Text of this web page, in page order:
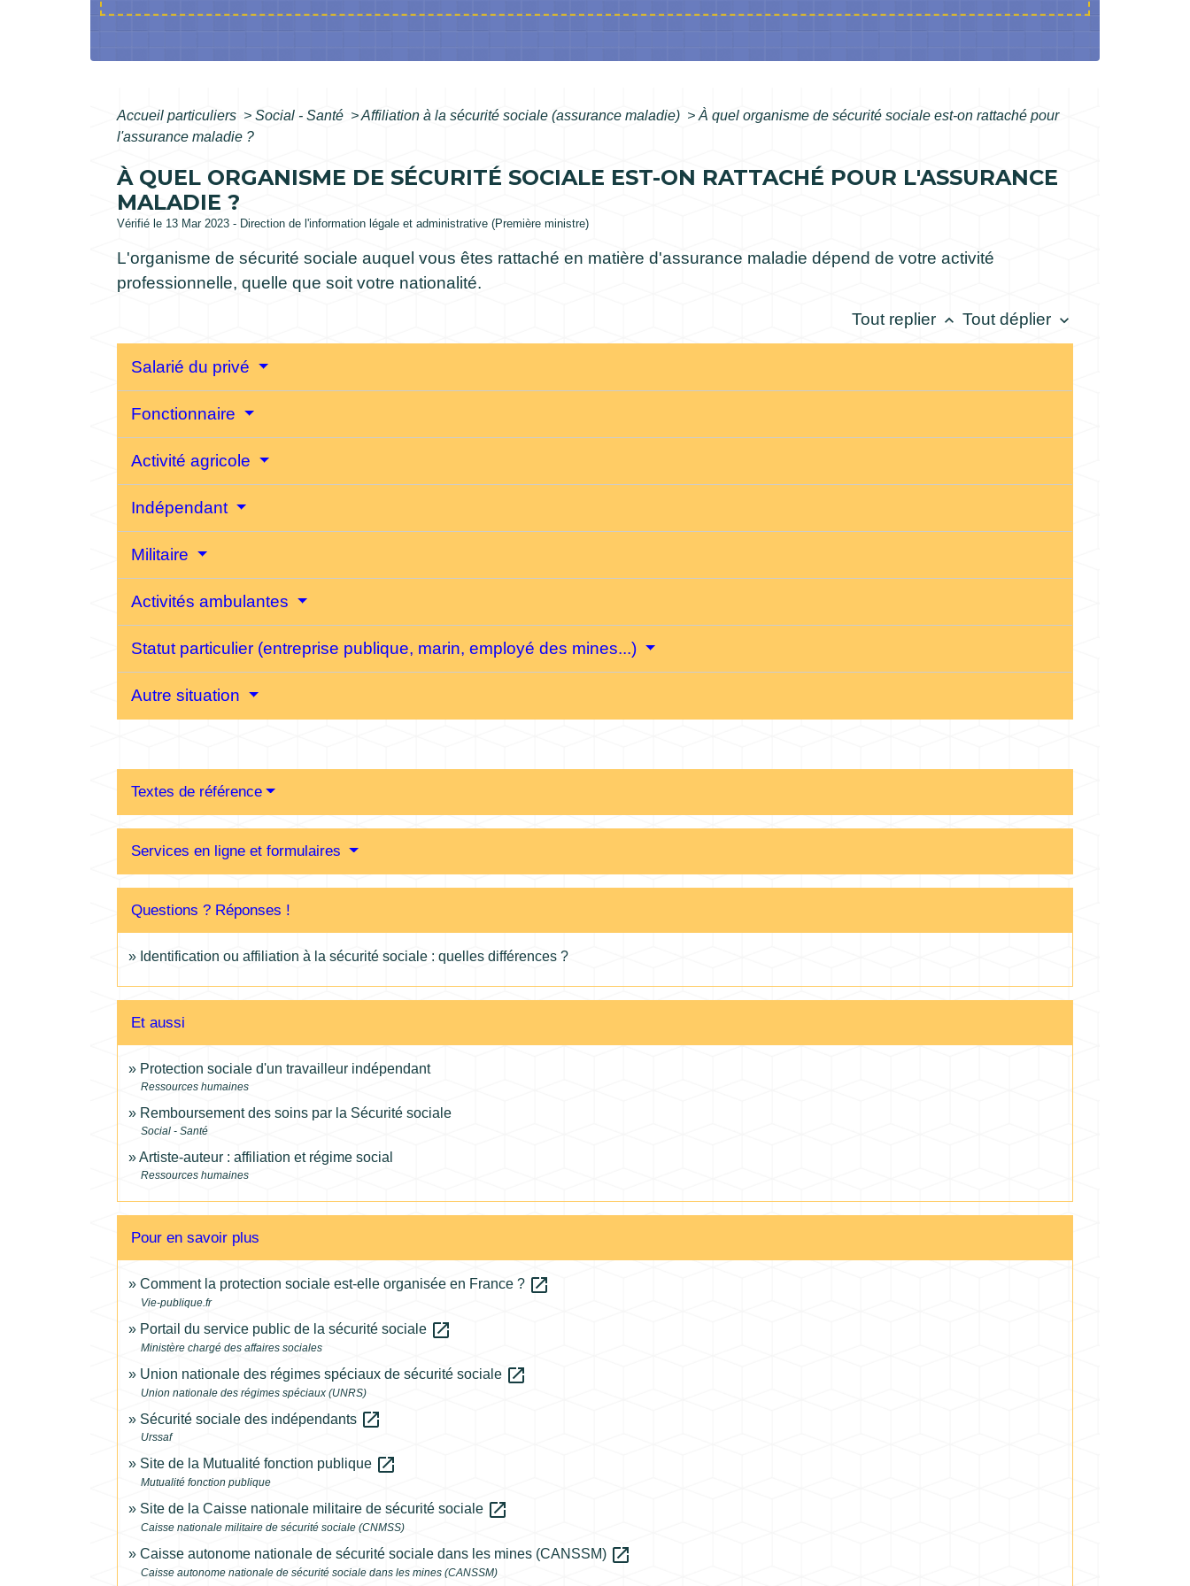
Accueil particuliers > Social - Santé >Affiliation à la sécurité sociale (assurance maladie) > À quel organisme de sécurité sociale est-on rattaché pour
l'assurance maladie ?
À QUEL ORGANISME DE SÉCURITÉ SOCIALE EST-ON RATTACHÉ POUR L'ASSURANCE
MALADIE ?
Vérifié le 13 Mar 2023 - Direction de l'information légale et administrative (Première ministre)
L'organisme de sécurité sociale auquel vous êtes rattaché en matière d'assurance maladie dépend de votre activité
professionnelle, quelle que soit votre nationalité.
Tout replier keyboard_arrow_up Tout déplier keyboard_arrow_down
Salarié du privé
Fonctionnaire
Activité agricole
Indépendant
Militaire
Activités ambulantes
Statut particulier (entreprise publique, marin, employé des mines...)
Autre situation
Textes de référence
Services en ligne et formulaires
Questions ? Réponses !
Identification ou affiliation à la sécurité sociale : quelles différences ?
Et aussi
Protection sociale d'un travailleur indépendant
Ressources humaines
Remboursement des soins par la Sécurité sociale
Social - Santé
Artiste-auteur : affiliation et régime social
Ressources humaines
Pour en savoir plus
Comment la protection sociale est-elle organisée en France ? open_in_new
Vie-publique.fr
Portail du service public de la sécurité sociale open_in_new
Ministère chargé des affaires sociales
Union nationale des régimes spéciaux de sécurité sociale open_in_new
Union nationale des régimes spéciaux (UNRS)
Sécurité sociale des indépendants open_in_new
Urssaf
Site de la Mutualité fonction publique open_in_new
Mutualité fonction publique
Site de la Caisse nationale militaire de sécurité sociale open_in_new
Caisse nationale militaire de sécurité sociale (CNMSS)
Caisse autonome nationale de sécurité sociale dans les mines (CANSSM) open_in_new
Caisse autonome nationale de sécurité sociale dans les mines (CANSSM)